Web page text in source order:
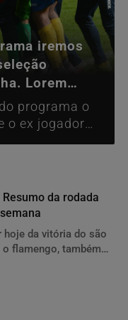
iremos
Lorem
programa o
o ex jogador
contará com...
da rodada
hoje da vitória do são
o flamengo, também